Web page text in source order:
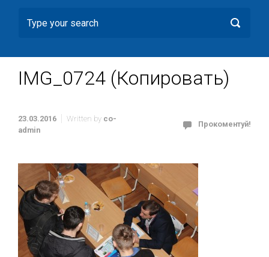
IMG_0724 (Копировать)
23.03.2016 Written by co-
admin
Прокоментуй!